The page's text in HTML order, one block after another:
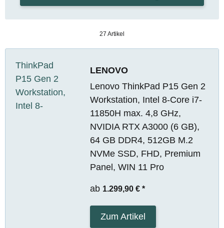
27 Artikel
LENOVO
Lenovo ThinkPad P15 Gen 2
Workstation, Intel 8-Core i7-
11850H max. 4,8 GHz,
NVIDIA RTX A3000 (6 GB),
64 GB DDR4, 512GB M.2
NVMe SSD, FHD, Premium
Panel, WIN 11 Pro
ab 1.299,90 € *
Zum Artikel